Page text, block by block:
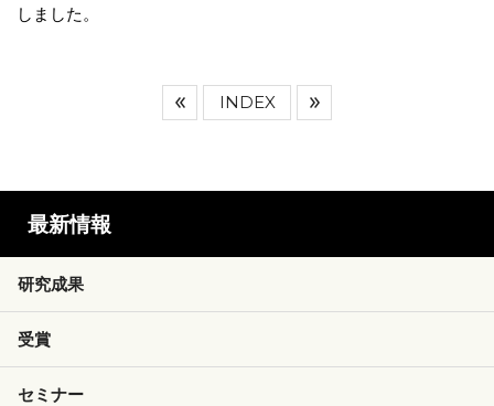
しました。
INDEX
最新情報
研究成果
受賞
セミナー